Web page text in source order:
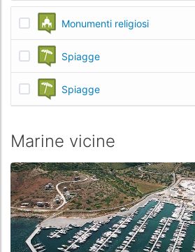
Monumenti religiosi
Spiagge
Spiagge
Marine vicine